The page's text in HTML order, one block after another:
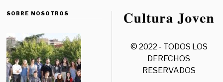
SOBRE NOSOTROS
© 2022 - TODOS LOS
DERECHOS
RESERVADOS